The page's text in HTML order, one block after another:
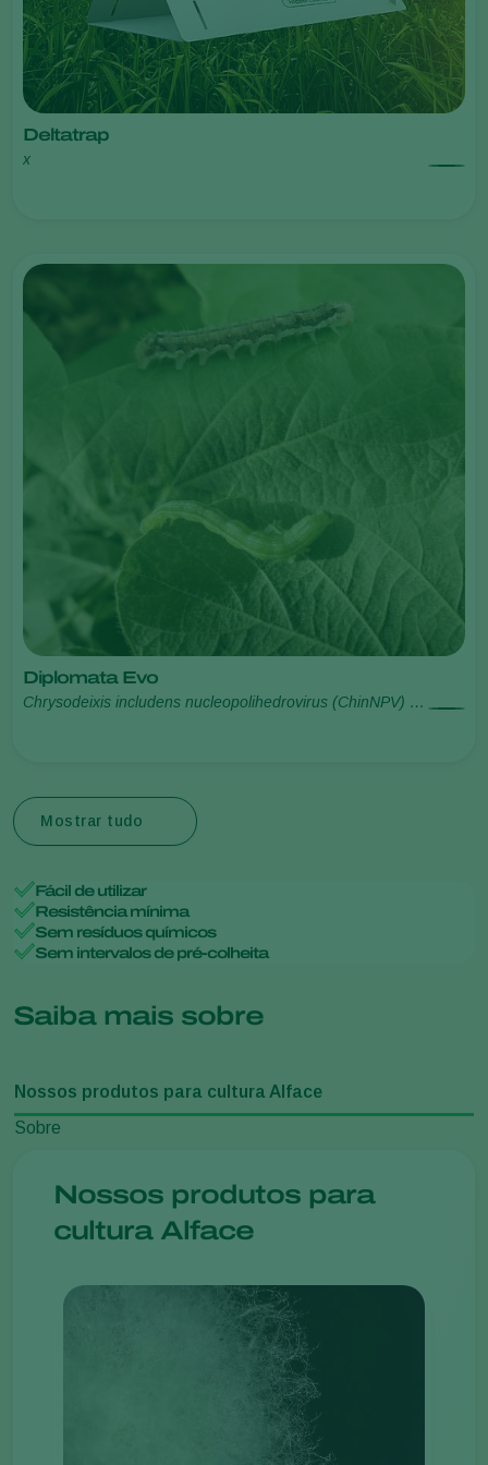
Deltatrap
x
Diplomata Evo
Chrysodeixis includens nucleopolihedrovirus (ChinNPV) /
Mostrar tudo
Fácil de utilizar
Resistência mínima
Sem resíduos químicos
Sem intervalos de pré-colheita
Saiba mais sobre
Nossos produtos para cultura Alface
Sobre
Nossos produtos para
cultura Alface